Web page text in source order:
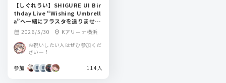
【しぐれうい】SHIGURE UI Bir
thday Live “Wishing Umbrell
a”へ一緒にフラスタを送りません
か？
calendar_month 2026/5/30 location_on Kアリーナ横浜
お祝いしたい人はぜひ参加くだ
さいー！
参加 114人